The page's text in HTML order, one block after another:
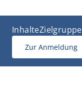
InhalteZielgruppe
Zur Anmeldung